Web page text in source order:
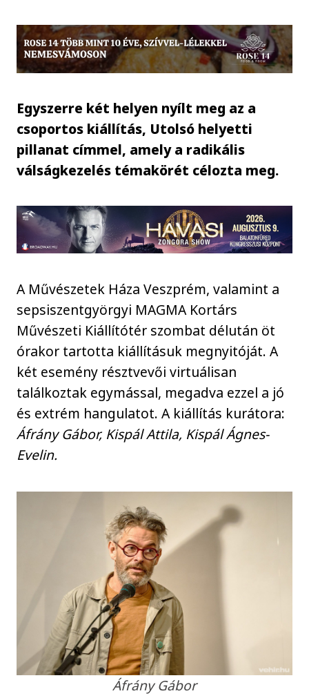
Egyszerre két helyen nyílt meg az a
csoportos kiállítás, Utolsó helyetti
pillanat címmel, amely a radikális
válságkezelés témakörét célozta meg.
A Művészetek Háza Veszprém, valamint a
sepsiszentgyörgyi MAGMA Kortárs
Művészeti Kiállítótér szombat délután öt
órakor tartotta kiállításuk megnyitóját. A
két esemény résztvevői virtuálisan
találkoztak egymással, megadva ezzel a jó
és extrém hangulatot. A kiállítás kurátora:
Áfrány Gábor, Kispál Attila, Kispál Ágnes-
Evelin.
Áfrány Gábor